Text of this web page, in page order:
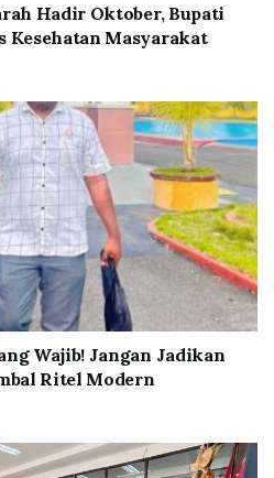
Hadir Oktober, Bupati
Kesehatan Masyarakat
Wajib! Jangan Jadikan
Ritel Modern